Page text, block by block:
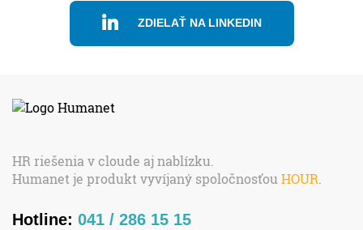
ZDIELAŤ NA LINKEDIN
HR riešenia v cloude aj nablízku.
Humanet je produkt vyvíjaný spoločnosťou HOUR
Hotline: 041 / 286 15 15